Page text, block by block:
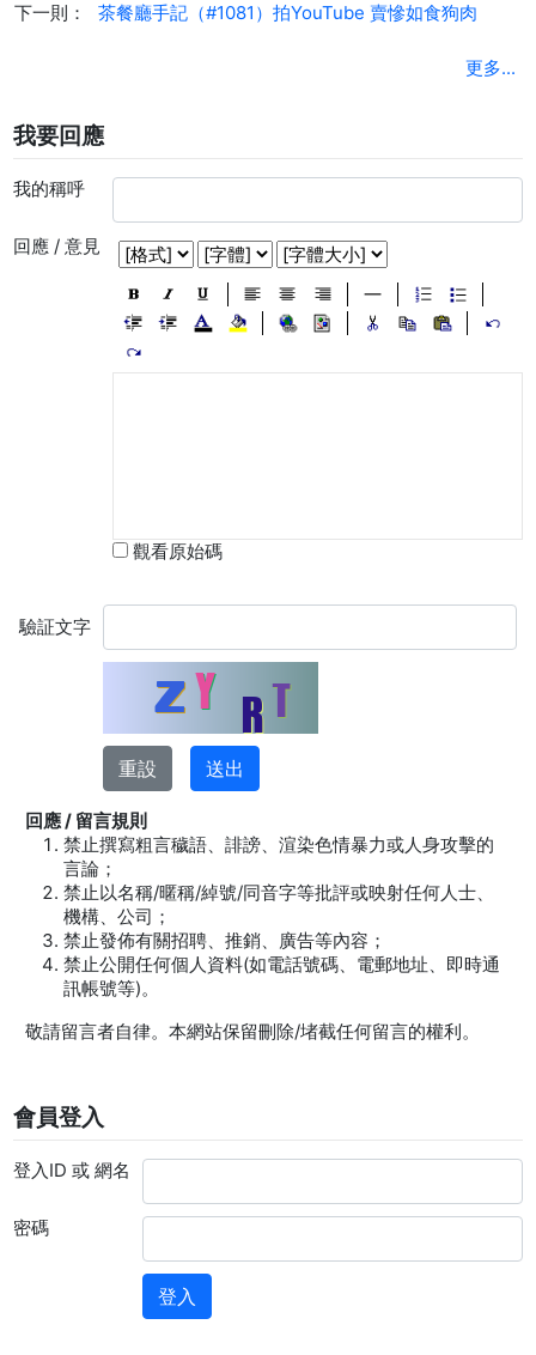
下一則：
茶餐廳手記（#1081）拍YouTube 賣慘如食狗肉
更多...
我要回應
我的稱呼
回應 / 意見
觀看原始碼
驗証文字
回應 / 留言規則
禁止撰寫粗言穢語、誹謗、渲染色情暴力或人身攻擊的
言論；
禁止以名稱/暱稱/綽號/同音字等批評或映射任何人士、
機構、公司；
禁止發佈有關招聘、推銷、廣告等內容；
禁止公開任何個人資料(如電話號碼、電郵地址、即時通
訊帳號等)。
敬請留言者自律。本網站保留刪除/堵截任何留言的權利。
會員登入
登入ID 或 網名
密碼